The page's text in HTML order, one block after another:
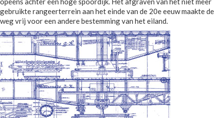
gebruikte rangeerterrein aan het einde van de 20e eeuw maakte de
weg vrij voor een andere bestemming van het eiland.